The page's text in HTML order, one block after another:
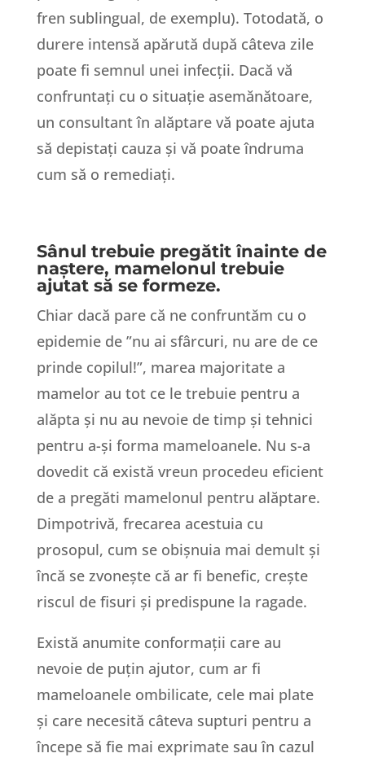
fren sublingual, de exemplu). Totodată, o
durere intensă apărută după câteva zile
poate fi semnul unei infecții. Dacă vă
confruntați cu o situație asemănătoare,
un consultant în alăptare vă poate ajuta
să depistați cauza și vă poate îndruma
cum să o remediați.
Sânul trebuie pregătit înainte de
naștere, mamelonul trebuie
ajutat să se formeze.
Chiar dacă pare că ne confruntăm cu o
epidemie de ”nu ai sfârcuri, nu are de ce
prinde copilul!”, marea majoritate a
mamelor au tot ce le trebuie pentru a
alăpta și nu au nevoie de timp și tehnici
pentru a-și forma mameloanele. Nu s-a
dovedit că există vreun procedeu eficient
de a pregăti mamelonul pentru alăptare.
Dimpotrivă, frecarea acestuia cu
prosopul, cum se obișnuia mai demult și
încă se zvonește că ar fi benefic, crește
riscul de fisuri și predispune la ragade.
Există anumite conformații care au
nevoie de puțin ajutor, cum ar fi
mameloanele ombilicate, cele mai plate
și care necesită câteva supturi pentru a
începe să fie mai exprimate sau în cazul